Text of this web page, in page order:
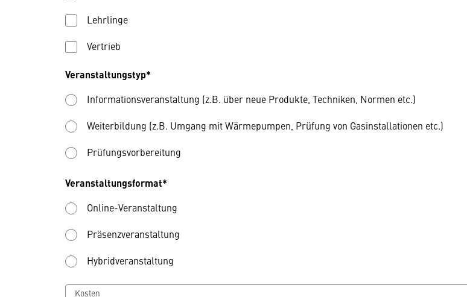
Lehrlinge
Vertrieb
Veranstaltungstyp*
Informationsveranstaltung (z.B. über neue Produkte, Techniken, Normen etc.)
Weiterbildung (z.B. Umgang mit Wärmepumpen, Prüfung von Gasinstallationen etc.)
Prüfungsvorbereitung
Veranstaltungsformat*
Online-Veranstaltung
Präsenzveranstaltung
Hybridveranstaltung
Kosten